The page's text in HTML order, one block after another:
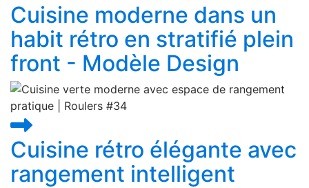
Cuisine moderne dans un
habit rétro en stratifié plein
front - Modèle Design
Cuisine rétro élégante avec
rangement intelligent